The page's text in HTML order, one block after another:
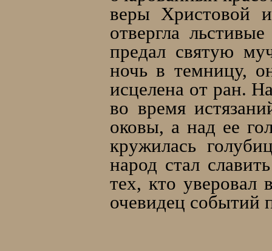
веры Христовой
отвергла
предал святую
ночь в темницу,
исцелена от ран.
во время
оковы, а над ее
кружилась
народ стал
тех, кто уверовал
очевидец